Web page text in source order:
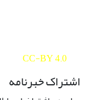
CC-BY 4.0
اشتراک خبرنامه